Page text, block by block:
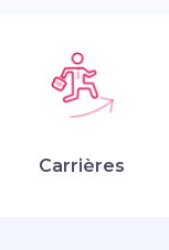
Carrières